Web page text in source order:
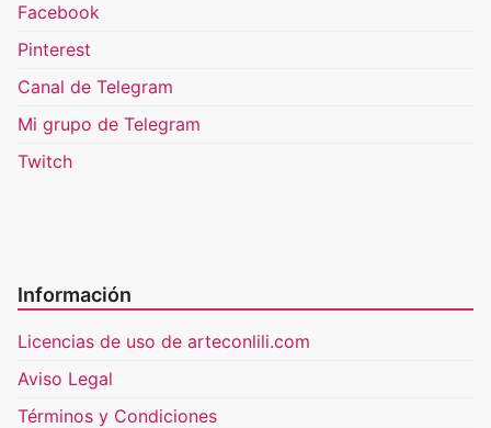
Facebook
Pinterest
Canal de Telegram
Mi grupo de Telegram
Twitch
Información
Licencias de uso de arteconlili.com
Aviso Legal
Términos y Condiciones